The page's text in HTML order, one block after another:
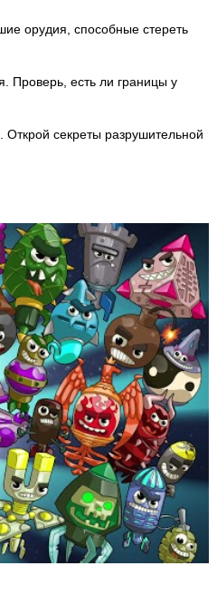
орудия, способные стереть
Проверь, есть ли границы у
секреты разрушительной